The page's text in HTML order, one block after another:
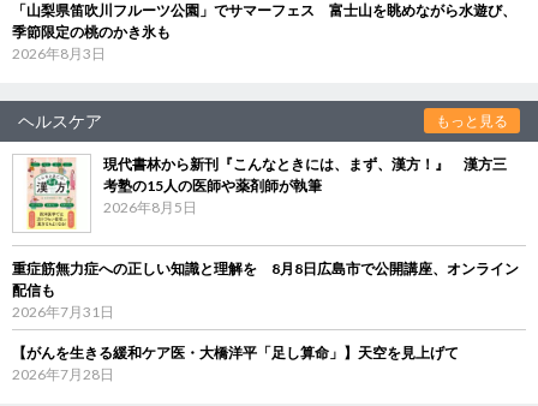
「山梨県笛吹川フルーツ公園」でサマーフェス 富士山を眺めながら水遊び、
季節限定の桃のかき氷も
2026年8月3日
ヘルスケア もっと見る
現代書林から新刊『こんなときには、まず、漢方！』 漢方三
考塾の15人の医師や薬剤師が執筆
2026年8月5日
重症筋無力症への正しい知識と理解を 8月8日広島市で公開講座、オンライン
配信も
2026年7月31日
【がんを生きる緩和ケア医・大橋洋平「足し算命」】天空を見上げて
2026年7月28日